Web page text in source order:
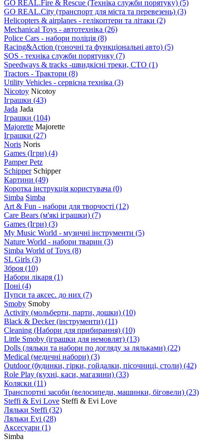
GO REAL.Fire & Rescue (Техніка служби порятуку) (5)
GO REAL.City (транспорт для міста та перевезень) (3)
Helicopters & airplanes - гелікоптери та літаки (2)
Mechanical Toys - автотехніка (26)
Police Cars - набори поліція (8)
Racing&Action (гоночні та функціональні авто) (5)
SOS - техніка служби порятунку (7)
Speedways & tracks -швидкісні треки, СТО (1)
Tractors - Трактори (8)
Utility Vehicles - сервісна техніка (3)
Nicotoy Nicotoy
Іграшки (43)
Jada Jada
Іграшки (104)
Majorette Majorette
Іграшки (27)
Noris Noris
Games (Ігри) (4)
Pamper Petz
Schipper Schipper
Картини (49)
Коротка інструкція користувача (0)
Simba Simba
Art & Fun - набори для творчості (12)
Care Bears (м'які іграшки) (7)
Games (Ігри) (3)
My Music World - музичні інструменти (5)
Nature World - набори тварин (3)
Simba World of Toys (8)
SL Girls (3)
Зброя (10)
Набори лікаря (1)
Поні (4)
Пупси та аксес. до них (7)
Smoby Smoby
Аctivity (мольберти, парти, дошки) (10)
Black & Decker (інструменти) (11)
Cleaning (Набори для прибирання) (10)
Little Smoby (іграшки для немовлят) (13)
Dolls (ляльки та набори по догляду за ляльками) (22)
Medical (медичні набори) (3)
Outdoor (будинки, гірки, гойдалки, пісочниці, столи) (42)
Role Play (кухні, каси, магазини) (33)
Коляски (11)
Транспортні засоби (велосипеди, машинки, біговели) (23)
Steffi & Evi Love Steffi & Evi Love
Ляльки Steffi (32)
Ляльки Evi (28)
Аксесуари (1)
Simba